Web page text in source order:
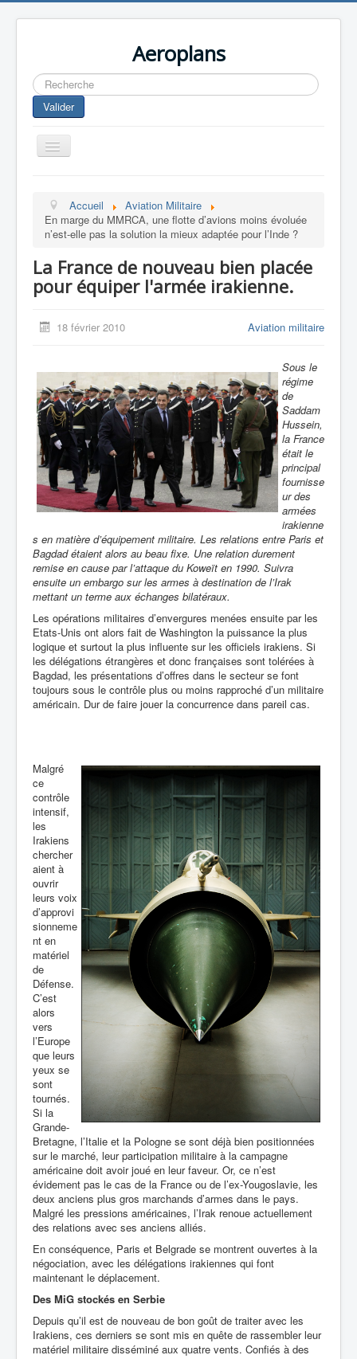
Aeroplans
Rechercher
Valider
Toggle
Navigation
Aviation Commerciale
Aviation d'Affaire
Aviation Militaire
Europespace
Drones
Accueil
Aviation Militaire
En marge du MMRCA, une flotte d’avions moins évoluée
n’est-elle pas la solution la mieux adaptée pour l’Inde ?
La France de nouveau bien placée
pour équiper l'armée irakienne.
18 février 2010 Aviation militaire
Sous le
régime
de
Saddam
Hussein,
la France
était le
principal
fournisse
ur des
armées
irakienne
s en matière d’équipement militaire. Les relations entre Paris et
Bagdad étaient alors au beau fixe. Une relation durement
remise en cause par l’attaque du Koweït en 1990. Suivra
ensuite un embargo sur les armes à destination de l’Irak
mettant un terme aux échanges bilatéraux.
Les opérations militaires d’envergures menées ensuite par les
Etats-Unis ont alors fait de Washington la puissance la plus
logique et surtout la plus influente sur les officiels irakiens. Si
les délégations étrangères et donc françaises sont tolérées à
Bagdad, les présentations d’offres dans le secteur se font
toujours sous le contrôle plus ou moins rapproché d’un militaire
américain. Dur de faire jouer la concurrence dans pareil cas.
Malgré
ce
contrôle
intensif,
les
Irakiens
chercher
aient à
ouvrir
leurs voix
d’approvi
sionneme
nt en
matériel
de
Défense.
C’est
alors
vers
l’Europe
que leurs
yeux se
sont
tournés.
Si la
Grande-
Bretagne, l’Italie et la Pologne se sont déjà bien positionnées
sur le marché, leur participation militaire à la campagne
américaine doit avoir joué en leur faveur. Or, ce n’est
évidement pas le cas de la France ou de l’ex-Yougoslavie, les
deux anciens plus gros marchands d’armes dans le pays.
Malgré les pressions américaines, l’Irak renoue actuellement
des relations avec ses anciens alliés.
En conséquence, Paris et Belgrade se montrent ouvertes à la
négociation, avec les délégations irakiennes qui font
maintenant le déplacement.
Des MiG stockés en Serbie
Depuis qu’il est de nouveau de bon goût de traiter avec les
Irakiens, ces derniers se sont mis en quête de rassembler leur
matériel militaire disséminé aux quatre vents. Confiés à des